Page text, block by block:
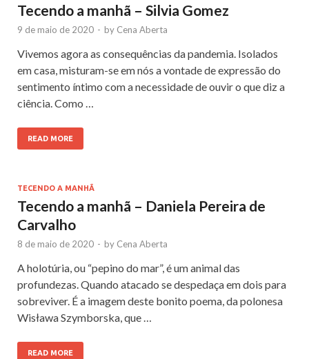
Tecendo a manhã – Silvia Gomez
9 de maio de 2020 - by Cena Aberta
Vivemos agora as consequências da pandemia. Isolados
em casa, misturam-se em nós a vontade de expressão do
sentimento íntimo com a necessidade de ouvir o que diz a
ciência. Como …
READ MORE
TECENDO A MANHÃ
Tecendo a manhã – Daniela Pereira de
Carvalho
8 de maio de 2020 - by Cena Aberta
A holotúria, ou “pepino do mar”, é um animal das
profundezas. Quando atacado se despedaça em dois para
sobreviver. É a imagem deste bonito poema, da polonesa
Wisława Szymborska, que …
READ MORE